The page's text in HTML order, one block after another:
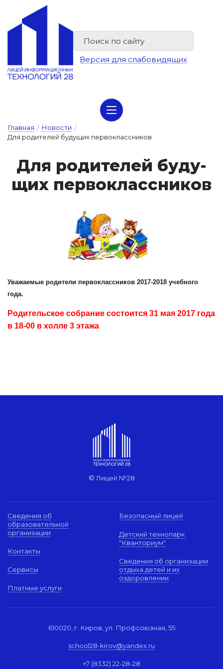
Версия для слабовидящих
Главная / Новости /
Для родителей будущих первоклассников
Для ро­ди­те­лей бу­ду­
щих пер­воклас­сни­ков
Уважаемые родители первоклассников 2017-2018 учебного
года.
Родительское собрание состоится 31 мая 2017 года
в 18-00 в холле 3 этажа
© Лицей №28
Сведения об
образовательной
организации
Контакты
Сервисы
Платные услуги
Безопасный лицей
Детский технопарк
"Кванториум"
Сведения об организации
отдыха детей и их
оздоровлении
610020, г. Киров, ул. Профсоюзная, 55
school28-kirov@yandex.ru
+7 (8332) 22-28-28